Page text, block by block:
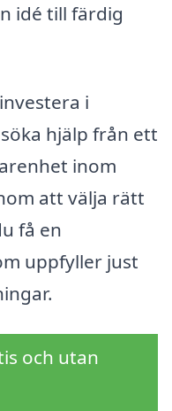
idé till färdig
i
hjälp från ett
inom
att välja rätt
få en
uppfyller just
och utan